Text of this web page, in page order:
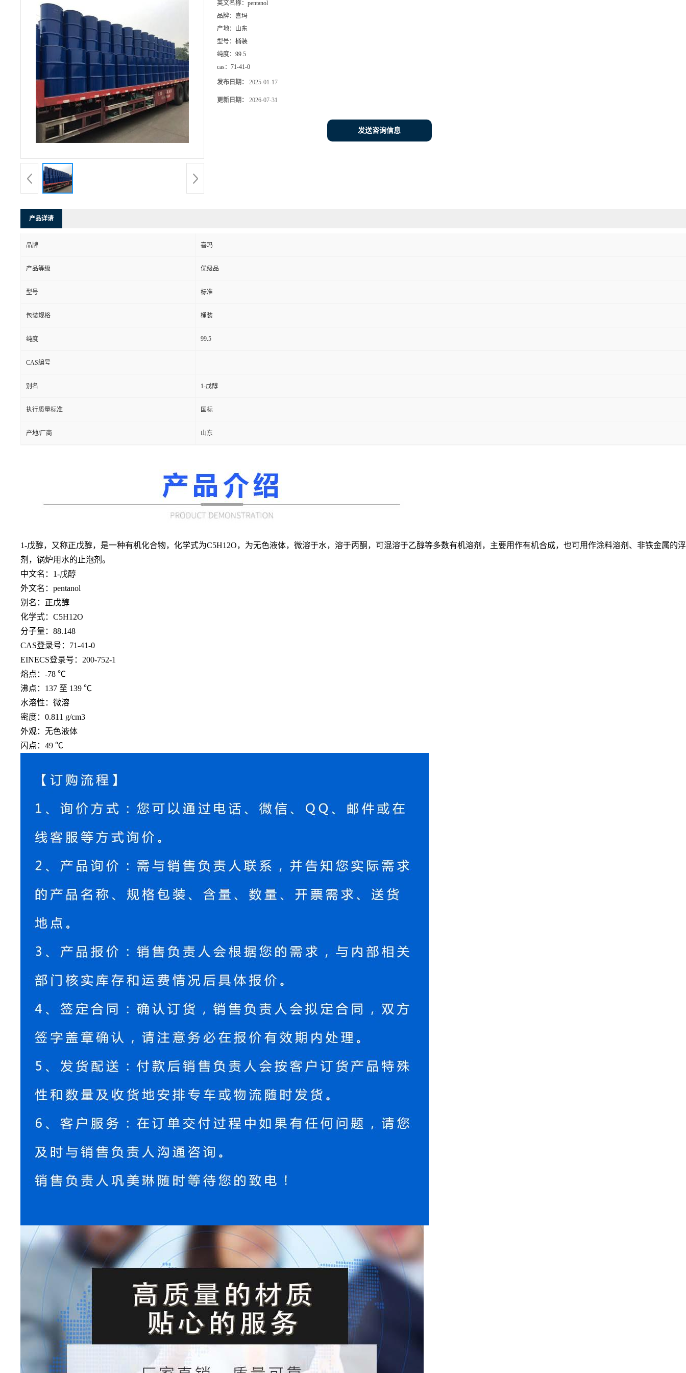
英文名称： pentanol
品牌： 喜玛
产地： 山东
型号： 桶装
纯度： 99.5
cas： 71-41-0
发布日期： 2025-01-17
更新日期： 2026-07-31
发送咨询信息
产品详请
品牌 喜玛
产品等级 优级品
型号 标准
包装规格 桶装
纯度 99.5
CAS编号
别名 1-戊醇
执行质量标准 国标
产地/厂商 山东
1-戊醇，又称正戊醇，是一种有机化合物，化学式为C5H12O，为无色液体，微溶于水，溶于丙酮，可混溶于乙醇等多数有机溶剂，主要用作有机合成，也可用作涂料溶剂、非铁金属的
剂，锅炉用水的止泡剂。
中文名： 1-戊醇
外文名： pentanol
别名：正戊醇
化学式： C5H12O
分子量： 88.148
CAS登录号：71-41-0
EINECS登录号：200-752-1
熔点： -78 ℃
沸点： 137 至 139 ℃
水溶性：微溶
密度： 0.811 g/cm3
外观：无色液体
闪点： 49 ℃